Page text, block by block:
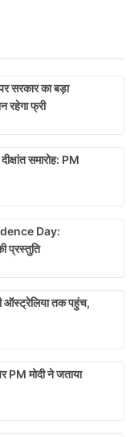
सरकार का बड़ा
रहेगा फ्री
समारोह: PM
Day:
प्रस्तुति
ऑस्ट्रेलिया तक पहुंच,
PM मोदी ने जताया